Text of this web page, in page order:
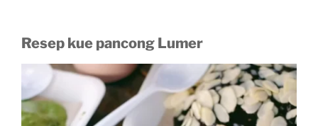
Resep kue pancong Lumer